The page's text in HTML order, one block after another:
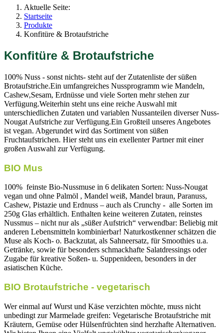
Aktuelle Seite:
Startseite
Produkte
Konfitüre & Brotaufstriche
Konfitüre & Brotaufstriche
100% Nuss - sonst nichts- steht auf der Zutatenliste der süßen
Brotaufstriche.Ein umfangreiches Nussprogramm wie Mandeln,
Cashew,Sesam, Erdnüsse und viele Sorten mehr stehen zur
Verfügung.Weiterhin steht uns eine reiche Auswahl mit
unterschiedlichen Zutaten und variablen Nussanteilen diverser Nuss-
Nougat Aufstriche zur Verfügung.Ein Großteil unseres Angebotes
ist vegan. Abgerundet wird das Sortiment von süßen
Fruchtaufstrichen. Hier steht uns ein exellenter Partner mit einer
großen Auswahl zur Verfügung.
BIO Mus
100% feinste Bio-Nussmuse in 6 delikaten Sorten: Nuss-Nougat
vegan und ohne Palmöl , Mandel weiß, Mandel braun, Paranuss,
Cashew, Pistazie und Erdnuss – auch als Crunchy - alle Sorten im
250g Glas erhältlich. Enthalten keine weiteren Zutaten, reinstes
Nussmus – nicht nur als „süßer Aufstrich“ verwendbar: Beliebig mit
anderen Lebensmitteln kombinierbar! Naturkostkenner schätzen die
Muse als Koch- o. Backzutat, als Sahneersatz, für Smoothies u.a.
Getränke, sowie für besonders schmackhafte Salatdressings oder
Zugabe für kreative Soßen- u. Suppenideen, besonders in der
asiatischen Küche.
BIO Brotaufstriche - vegetarisch
Wer einmal auf Wurst und Käse verzichten möchte, muss nicht
unbedingt zur Marmelade greifen: Vegetarische Brotaufstriche mit
Kräutern, Gemüse oder Hülsenfrüchten sind herzhafte Alternativen.